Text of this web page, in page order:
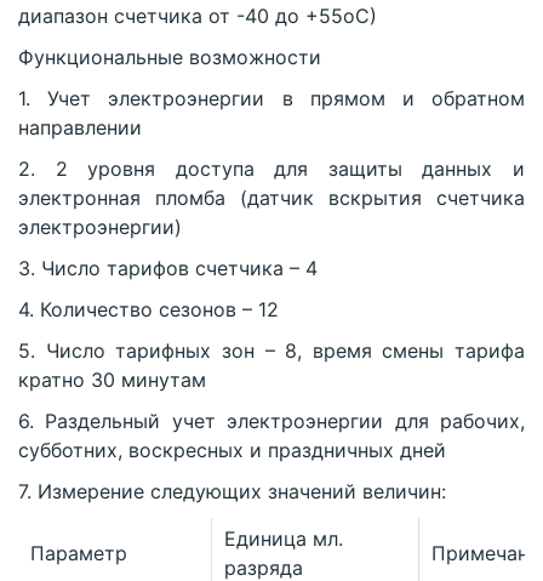
диапазон счетчика от -40 до +55оС)
Функциональные возможности
1. Учет электроэнергии в прямом и обратном
направлении
2. 2 уровня доступа для защиты данных и
электронная пломба (датчик вскрытия счетчика
электроэнергии)
3. Число тарифов счетчика – 4
4. Количество сезонов – 12
5. Число тарифных зон – 8, время смены тарифа
кратно 30 минутам
6. Раздельный учет электроэнергии для рабочих,
субботних, воскресных и праздничных дней
7. Измерение следующих значений величин:
Параметр
Единица мл.
разряда